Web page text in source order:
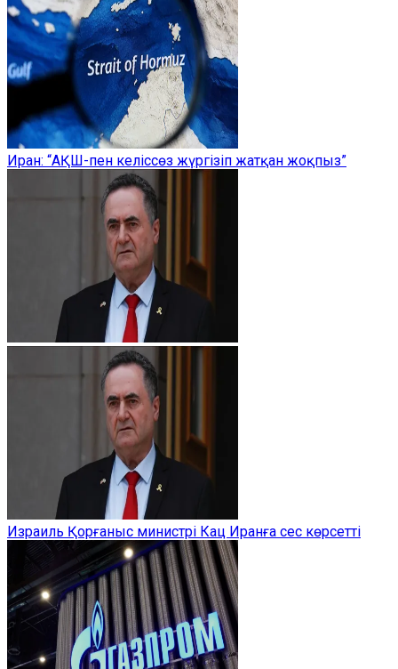
Иран: “АҚШ-пен келіссөз жүргізіп жатқан жоқпыз”
Израиль Қорғаныс министрі Кац Иранға сес көрсетті